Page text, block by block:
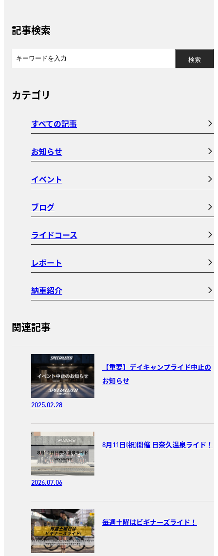
記事検索
カテゴリ
すべての記事
お知らせ
イベント
ブログ
ライドコース
レポート
納車紹介
関連記事
【重要】デイキャンプライド中止の
お知らせ
2025.02.28
8月11日(祝)開催 日奈久温泉ライド！
2026.07.06
毎週土曜はビギナーズライド！